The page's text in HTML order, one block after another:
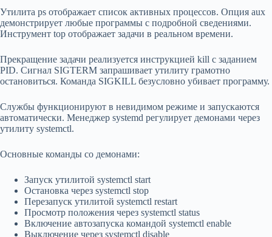
Утилита ps отображает список активных процессов. Опция aux
демонстрирует любые программы с подробной сведениями.
Инструмент top отображает задачи в реальном времени.
Прекращение задачи реализуется инструкцией kill с заданием
PID. Сигнал SIGTERM запрашивает утилиту грамотно
остановиться. Команда SIGKILL безусловно убивает программу.
Службы функционируют в невидимом режиме и запускаются
автоматически. Менеджер systemd регулирует демонами через
утилиту systemctl.
Основные команды со демонами:
Запуск утилитой systemctl start
Остановка через systemctl stop
Перезапуск утилитой systemctl restart
Просмотр положения через systemctl status
Включение автозапуска командой systemctl enable
Выключение через systemctl disable